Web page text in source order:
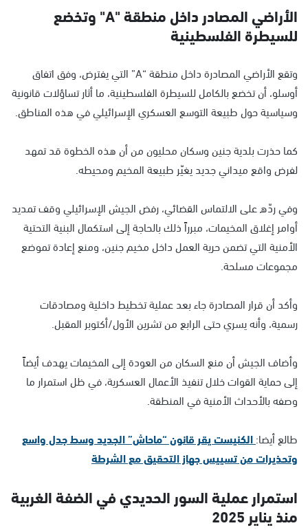
الأراضي المصادر داخل منطقة "A" وتخضع
للسيطرة الفلسطينية
وتقع الأراضي المصادرة داخل منطقة “A” التي يفترض، وفق اتفاق
أوسلو، أن تخضع بالكامل للسيطرة الفلسطينية، ما أثار تساؤلات قانونية
وسياسية حول طبيعة التوسع العسكري الإسرائيلي في هذه المناطق.
كما حذرت بلدية جنين وسكان محليون من أن هذه الخطوة قد تمهد
لفرض واقع ميداني جديد يغيّر طبيعة المخيم ومحيطه.
وفي ردّه على الالتماس القضائي، رفض الجيش الإسرائيلي وقف تمديد
أوامر إغلاق المخيمات، مبرراً ذلك بالحاجة إلى استكمال البنية التحتية
الأمنية التي تضمن حرية العمل داخل مخيم جنين، ومنع إعادة تموضع
مجموعات مسلحة.
وأكد أن قرار المصادرة جاء بعد عملية تخطيط داخلية ومصادقات
رسمية، وأنه يسري حتى الرابع من تشرين الأول/أكتوبر المقبل.
وأضاف الجيش أن منع السكان من العودة إلى المخيمات يهدف أيضاً
إلى حماية القوات خلال تنفيذ الأعمال العسكرية، في ظل استمرار ما
وصفه بالأحداث الأمنية في المنطقة.
طالع أيضا:الكنيست يقر قانون “ماحاش” الجديد وسط جدل واسع
وتحذيرات من تسييس جهاز التحقيق مع الشرطة
استمرار عملية السور الحديدي في الضفة الغربية
منذ يناير 2025